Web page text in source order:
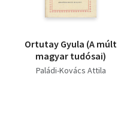
Ortutay Gyula (A múlt
magyar tudósai)
Paládi-Kovács Attila